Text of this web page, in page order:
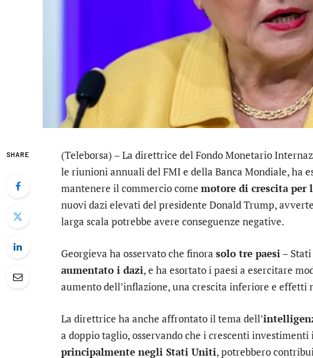
SHARE (Teleborsa) – La direttrice del Fondo Monetario
le riunioni annuali del FMI e della Banca Mondiale, ha
mantenere il commercio come motore di crescita per
nuovi dazi elevati del presidente Donald Trump,
larga scala potrebbe avere conseguenze negative.
Georgieva ha osservato che finora solo tre paesi–
aumentato i dazi, e ha esortato i paesi a esercitare
aumento dell’inflazione, una crescita inferiore e effetti
La direttrice ha anche affrontato il tema dell’
a doppio taglio, osservando che i crescenti investimenti
principalmente negli Stati Uniti, potrebbero